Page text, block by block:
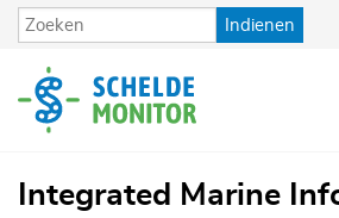
Overslaan
en
de
inhoud
Indienen
Integrated Marine